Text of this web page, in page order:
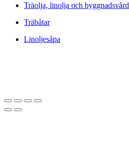
Träolja, linolja och byggnadsvård
Träbåtar
Linoljesåpa